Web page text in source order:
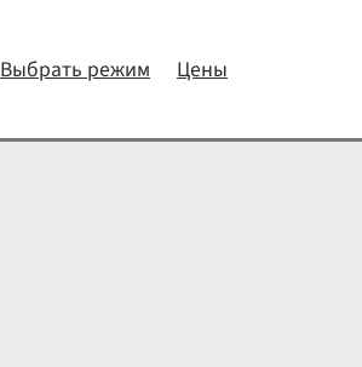
Выбрать режим Цены